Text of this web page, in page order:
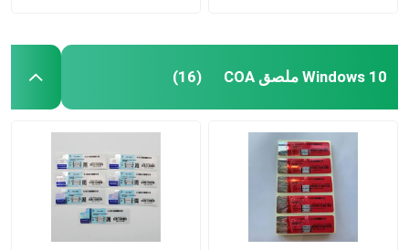
Windows 10 ملصق COA (16)